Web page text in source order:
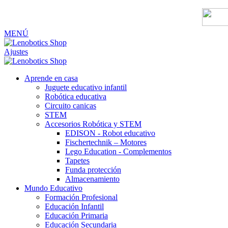
MENÚ
Ajustes
Aprende en casa
Juguete educativo infantil
Robótica educativa
Circuito canicas
STEM
Accesorios Robótica y STEM
EDISON - Robot educativo
Fischertechnik – Motores
Lego Education - Complementos
Tapetes
Funda protección
Almacenamiento
Mundo Educativo
Formación Profesional
Educación Infantil
Educación Primaria
Educación Secundaria